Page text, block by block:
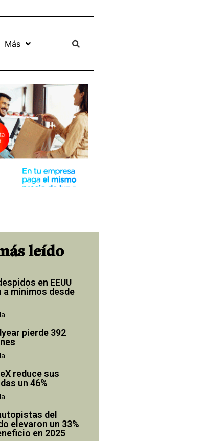
Más
leído
en EEUU
a mínimos desde
pierde 392
reduce sus
un 46%
del
elevaron un 33%
en 2025